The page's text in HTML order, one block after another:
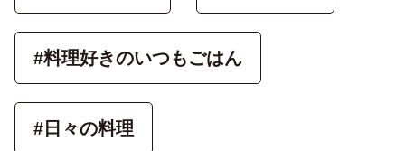
#料理好きのいつもごはん
#日々の料理